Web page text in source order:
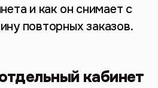
и как он снимает с
повторных заказов.
кабинет